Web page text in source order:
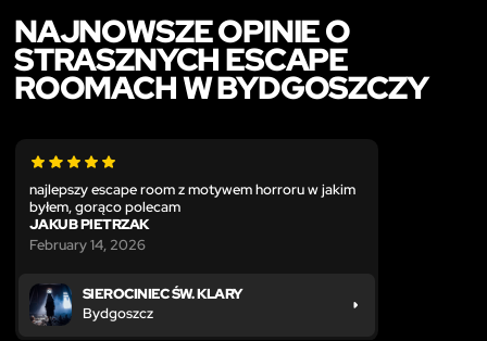
NAJNOWSZE OPINIE O
STRASZNYCH ESCAPE
ROOMACH W BYDGOSZCZY
najlepszy escape room z motywem horroru w jakim
byłem, gorąco polecam
JAKUB PIETRZAK
February 14, 2026
SIEROCINIEC ŚW. KLARY
Bydgoszcz